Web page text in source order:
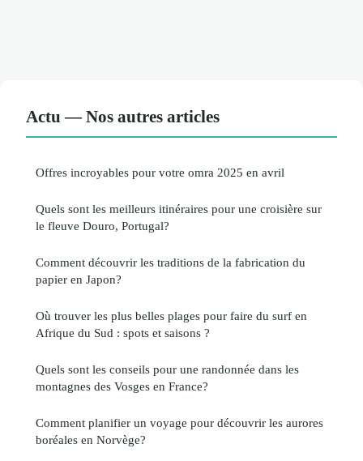
Actu — Nos autres articles
Offres incroyables pour votre omra 2025 en avril
Quels sont les meilleurs itinéraires pour une croisière sur
le fleuve Douro, Portugal?
Comment découvrir les traditions de la fabrication du
papier en Japon?
Où trouver les plus belles plages pour faire du surf en
Afrique du Sud : spots et saisons ?
Quels sont les conseils pour une randonnée dans les
montagnes des Vosges en France?
Comment planifier un voyage pour découvrir les aurores
boréales en Norvège?